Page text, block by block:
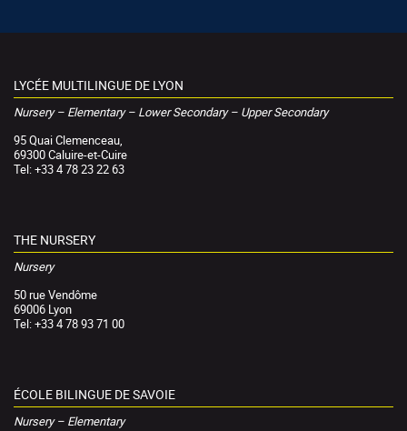
LYCÉE MULTILINGUE DE LYON
Nursery – Elementary – Lower Secondary – Upper Secondary
95 Quai Clemenceau,
69300 Caluire-et-Cuire
Tel: +33 4 78 23 22 63
THE NURSERY
Nursery
50 rue Vendôme
69006 Lyon
Tel: +33 4 78 93 71 00
ÉCOLE BILINGUE DE SAVOIE
Nursery – Elementary